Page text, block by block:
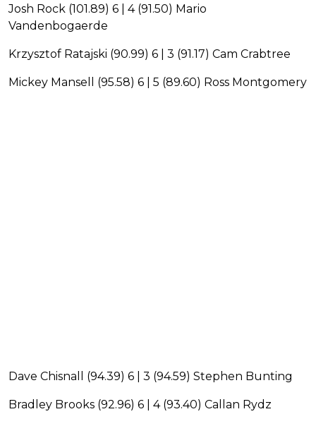
Josh Rock (101.89) 6 | 4 (91.50) Mario
Vandenbogaerde
Krzysztof Ratajski (90.99) 6 | 3 (91.17) Cam Crabtree
Mickey Mansell (95.58) 6 | 5 (89.60) Ross Montgomery
Dave Chisnall (94.39) 6 | 3 (94.59) Stephen Bunting
Bradley Brooks (92.96) 6 | 4 (93.40) Callan Rydz